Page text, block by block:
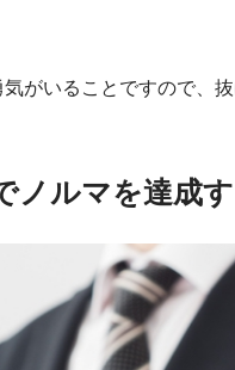
がいることですので、
ノルマを達成